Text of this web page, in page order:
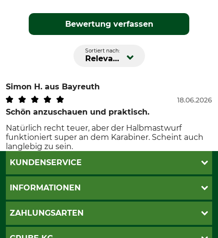
Bewertung verfassen
Sortiert nach:
Relevanz
Simon H. aus Bayreuth
Schön anzuschauen und praktisch.
18.06.2026
Natürlich recht teuer, aber der Halbmastwurf
funktioniert super an dem Karabiner. Scheint auch
langlebig zu sein.
KUNDENSERVICE
Live-Shopping
INFORMATIONEN
AGB
ZAHLUNGSARTEN
PayPal